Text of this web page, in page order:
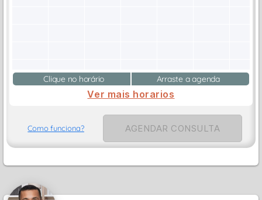
Clique no horário Arraste a agenda
Ver mais horarios
Como funciona? AGENDAR CONSULTA